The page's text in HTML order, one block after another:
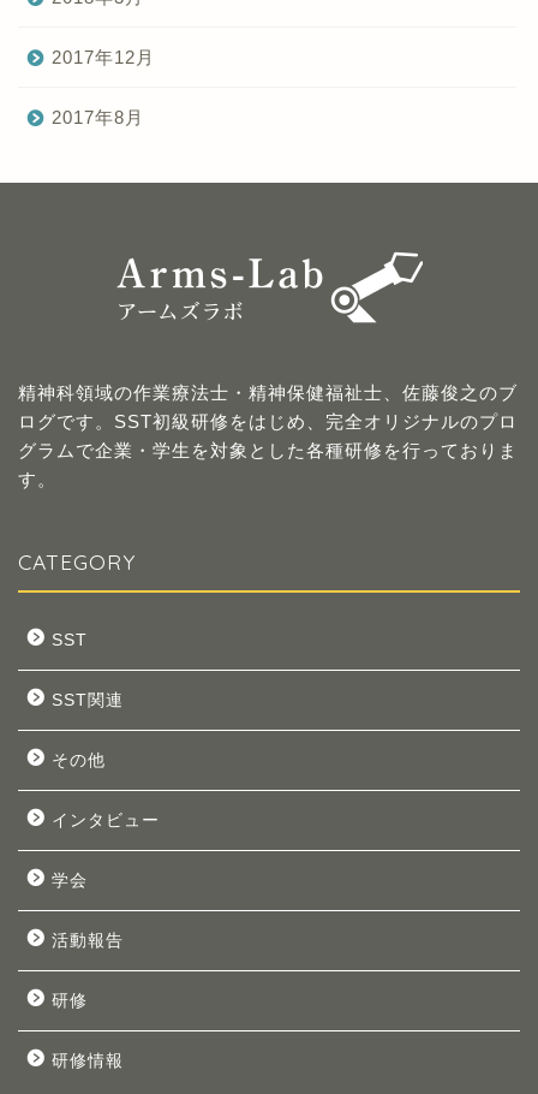
2017年12月
2017年8月
精神科領域の作業療法士・精神保健福祉士、佐藤俊之のブ
ログです。SST初級研修をはじめ、完全オリジナルのプロ
グラムで企業・学生を対象とした各種研修を行っておりま
す。
CATEGORY
SST
SST関連
その他
インタビュー
学会
活動報告
研修
研修情報